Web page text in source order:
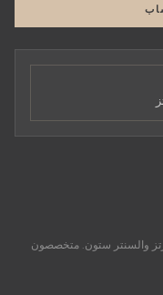
والسنتر ستون. متخصصون